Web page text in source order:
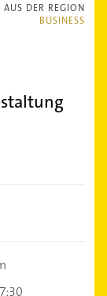
AUS DER REGION
BUSINESS